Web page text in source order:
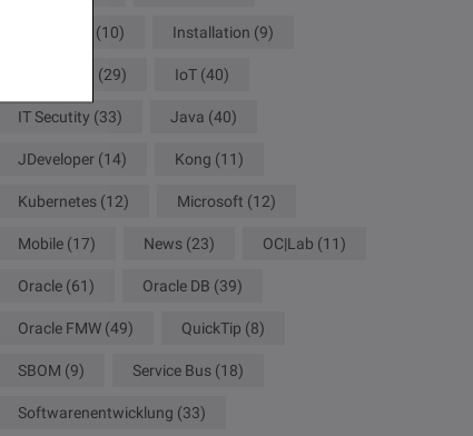
(10) Installation (9)
(29) IoT (40)
IT Secutity (33) Java (40)
JDeveloper (14) Kong (11)
Kubernetes (12) Microsoft (12)
Mobile (17) News (23) OC|Lab (11)
Oracle (61) Oracle DB (39)
Oracle FMW (49) QuickTip (8)
SBOM (9) Service Bus (18)
Softwarenentwicklung (33)